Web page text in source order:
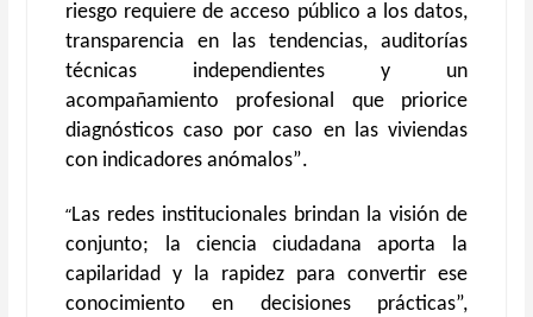
riesgo requieredeacceso público a los datos,
transparencia en las tendencias, auditorías
técnicas independientes y un
acompañamiento profesional que priorice
diagnósticos caso por caso en las viviendas
con indicadores anómalos”.
“Las redes institucionales brindan la visión de
conjunto; la ciencia ciudadana aporta la
capilaridad y la rapidez para convertir ese
conocimiento en decisiones prácticas”,